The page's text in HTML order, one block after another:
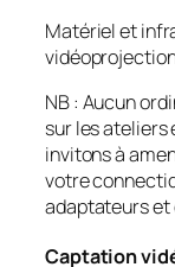
Matériel et
NB : Aucun
sur les ateliers
invitons à
votre
adaptateurs et
Captation